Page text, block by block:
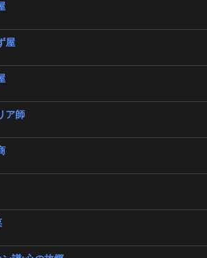
屋
ア師